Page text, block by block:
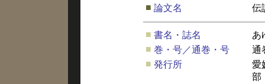
■ 論文名 伝
■ 書名・誌名
あ
■ 巻・号／通巻・号
通
■ 発行所
愛
部